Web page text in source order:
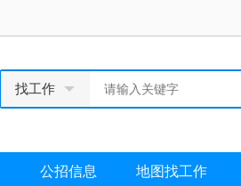
找工作
公招信息 地图找工作